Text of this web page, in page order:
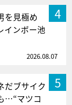
4
を見極め
インボー池
2026.08.07
5
だブサイク
…“マツコ